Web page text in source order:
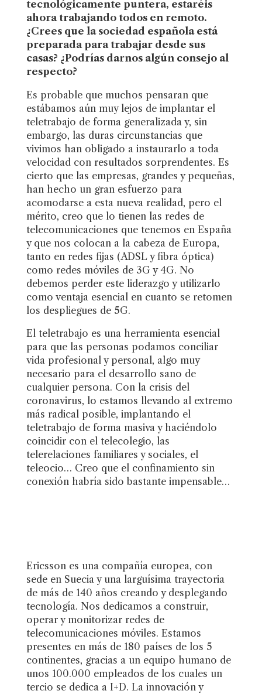
tecnológicamente puntera, estaréis
ahora trabajando todos en remoto.
¿Crees que la sociedad española está
preparada para trabajar desde sus
casas? ¿Podrías darnos algún consejo al
respecto?
Es probable que muchos pensaran que
estábamos aún muy lejos de implantar el
teletrabajo de forma generalizada y, sin
embargo, las duras circunstancias que
vivimos han obligado a instaurarlo a toda
velocidad con resultados sorprendentes. Es
cierto que las empresas, grandes y pequeñas,
han hecho un gran esfuerzo para
acomodarse a esta nueva realidad, pero el
mérito, creo que lo tienen las redes de
telecomunicaciones que tenemos en España
y que nos colocan a la cabeza de Europa,
tanto en redes fijas (ADSL y fibra óptica)
como redes móviles de 3G y 4G. No
debemos perder este liderazgo y utilizarlo
como ventaja esencial en cuanto se retomen
los despliegues de 5G.
El teletrabajo es una herramienta esencial
para que las personas podamos conciliar
vida profesional y personal, algo muy
necesario para el desarrollo sano de
cualquier persona. Con la crisis del
coronavirus, lo estamos llevando al extremo
más radical posible, implantando el
teletrabajo de forma masiva y haciéndolo
coincidir con el telecolegio, las
telerelaciones familiares y sociales, el
teleocio… Creo que el confinamiento sin
conexión habría sido bastante impensable…
Ericsson es una compañía europea, con
sede en Suecia y una larguísima trayectoria
de más de 140 años creando y desplegando
tecnología. Nos dedicamos a construir,
operar y monitorizar redes de
telecomunicaciones móviles. Estamos
presentes en más de 180 países de los 5
continentes, gracias a un equipo humano de
unos 100.000 empleados de los cuales un
tercio se dedica a I+D. La innovación y